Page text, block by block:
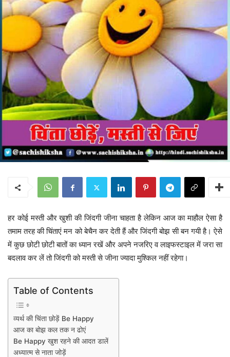
हर कोई मस्ती और खुशी की जिंदगी जीना चाहता है लेकिन आज का माहौल ऐसा है
तमाम तरह की चिंताएं मन को बेचैन कर देती हैं और जिंदगी बोझ सी बन गयी है। ऐसे
में कुछ छोटी छोटी बातों का ध्यान रखें और अपने नजरिए व लाइफस्टाइल में जरा सा
बदलाव कर लें तो जिंदगी को मस्ती से जीना ज्यादा मुश्किल नहीं रहेगा।
Table of Contents
व्यर्थ की चिंता छोड़ें Be Happy
आज का बोझ कल तक न ढोएं
Be Happy खुश रहने की आदत डालें
अध्यात्म से नाता जोड़ें